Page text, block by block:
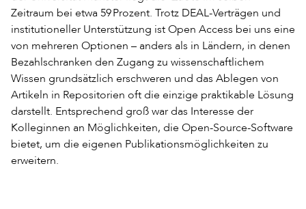
Zeitraum bei etwa 59 Prozent. Trotz DEAL-Verträgen und
institutioneller Unterstützung ist Open Access bei uns eine
von mehreren Optionen – anders als in Ländern, in denen
Bezahlschranken den Zugang zu wissenschaftlichem
Wissen grundsätzlich erschweren und das Ablegen von
Artikeln in Repositorien oft die einzige praktikable Lösung
darstellt. Entsprechend groß war das Interesse der
Kolleginnen an Möglichkeiten, die Open-Source-Software
bietet, um die eigenen Publikationsmöglichkeiten zu
erweitern.